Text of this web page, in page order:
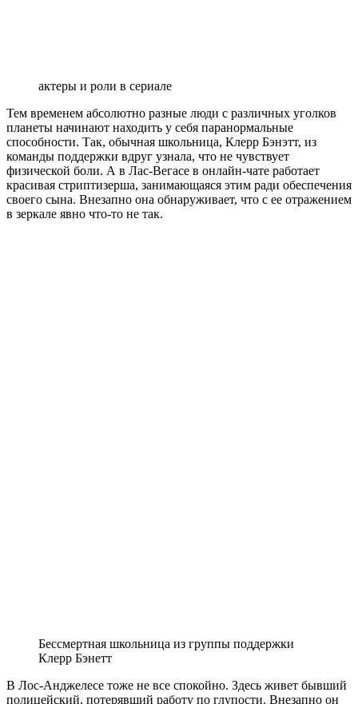
актеры и роли в сериале
Тем временем абсолютно разные люди с различных уголков
планеты начинают находить у себя паранормальные
способности. Так, обычная школьница, Клерр Бэнэтт, из
команды поддержки вдруг узнала, что не чувствует
физической боли. А в Лас-Вегасе в онлайн-чате работает
красивая стриптизерша, занимающаяся этим ради обеспечения
своего сына. Внезапно она обнаруживает, что с ее отражением
в зеркале явно что-то не так.
Бессмертная школьница из группы поддержки
Клерр Бэнетт
В Лос-Анджелесе тоже не все спокойно. Здесь живет бывший
полицейский, потерявший работу по глупости. Внезапно он